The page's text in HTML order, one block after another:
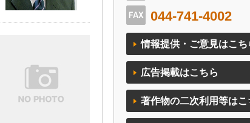
044-741-4002
情報提供・ご意見はこち
広告掲載はこちら
著作物の二次利用等はこ